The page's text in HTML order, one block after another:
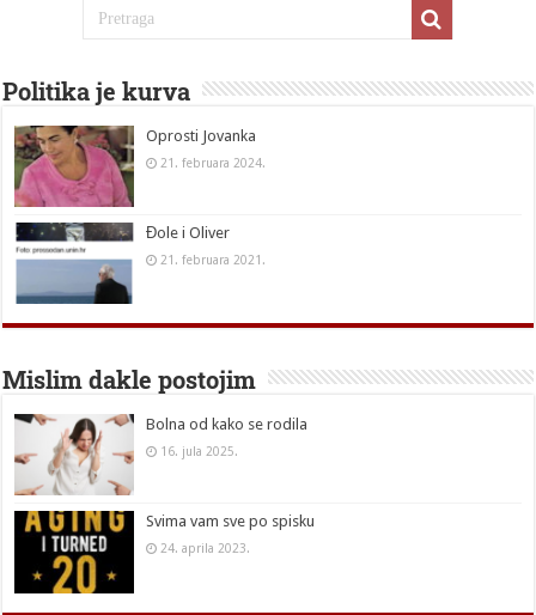
Politika je kurva
Oprosti Jovanka
21. februara 2024.
Đole i Oliver
21. februara 2021.
Mislim dakle postojim
Bolna od kako se rodila
16. jula 2025.
Svima vam sve po spisku
24. aprila 2023.